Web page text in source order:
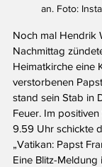
an. Foto:
Noch mal Hendrik
Nachmittag
Heimatkirche eine
verstorbenen
stand sein Stab in
Feuer. Im
9.59 Uhr schickte
„Vatikan: Papst
Eine Blitz-Meldung